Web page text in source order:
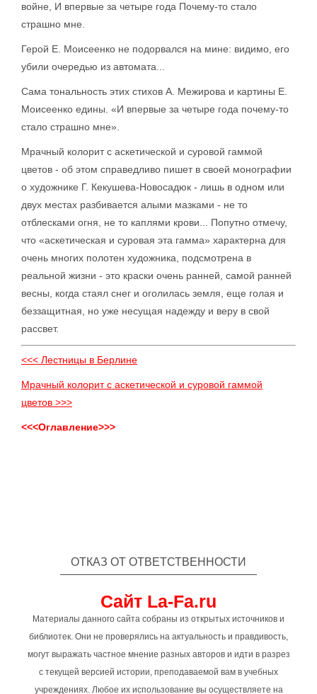
войне, И впервые за четыре года Почему-то стало
страшно мне.
Герой Е. Моисеенко не подорвался на мине: видимо, его
убили очередью из автомата...
Сама тональность этих стихов А. Межирова и картины Е.
Моисеенко едины. «И впервые за четыре года почему-то
стало страшно мне».
Мрачный колорит с аскетической и суровой гаммой
цветов - об этом справедливо пишет в своей монографии
о художнике Г. Кекушева-Новосадюк - лишь в одном или
двух местах разбивается алыми мазками - не то
отблесками огня, не то каплями крови... Попутно отмечу,
что «аскетическая и суровая эта гамма» характерна для
очень многих полотен художника, подсмотрена в
реальной жизни - это краски очень ранней, самой ранней
весны, когда стаял снег и оголилась земля, еще голая и
беззащитная, но уже несущая надежду и веру в свой
рассвет.
<<< Лестницы в Берлине
Мрачный колорит с аскетической и суровой гаммой
цветов >>>
<<<Оглавление>>>
ОТКАЗ ОТ ОТВЕТСТВЕННОСТИ
Сайт La-Fa.ru
Материалы данного сайта собраны из открытых источников и
библиотек. Они не проверялись на актуальность и правдивость,
могут выражать частное мнение разных авторов и идти в разрез
с текущей версией истории, преподаваемой вам в учебных
учреждениях. Любое их использование вы осуществляете на